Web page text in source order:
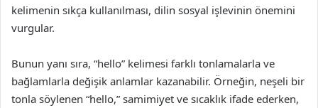
kelimenin sıkça kullanılması, dilin sosyal işlevinin önemini
vurgular.
Bunun yanı sıra, “hello” kelimesi farklı tonlamalarla ve
bağlamlarla değişik anlamlar kazanabilir. Örneğin, neşeli bir
tonla söylenen “hello,” samimiyet ve sıcaklık ifade ederken,